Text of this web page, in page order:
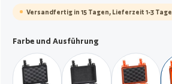
Versandfertig in 15 Tagen, Lieferzeit 1-3 Tage
Farbe und Ausführungauswählen